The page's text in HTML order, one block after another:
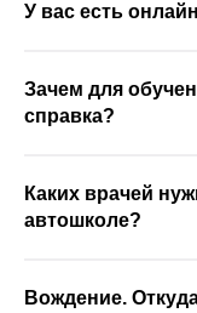
У вас есть
Зачем для
справка?
Каких врачей
автошколе?
Вождение.